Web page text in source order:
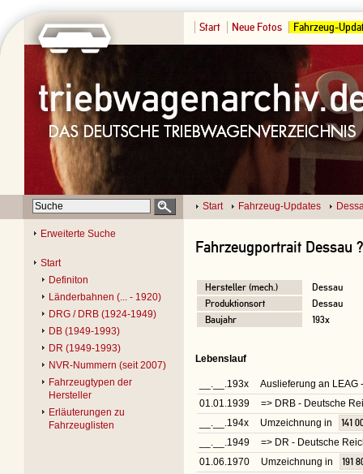
Start Neue Fotos Fahrzeug-
Start Fahrzeug-Updates
Erweiterte Suche
Start
Definiton
Länderbahnen (... - 1920)
DRG / DRB (1924-1949)
DB (1949-1993)
DR (1949-1993)
NVR-Nummern (seit 2007)
Fahrzeugtypen der
Hersteller
Erläuterungen zu
Fahrzeuglisten
Fahrzeugportrait Dessau ?
Hersteller (mech.)
Dessau
Produktionsort
Dessau
Baujahr
193x
Lebenslauf
__.__.193x
Auslieferung an LEAG
01.01.1939
=> DRB - Deutsche
__.__.194x
Umzeichnung in
141
__.__.1949
=> DR - Deutsche
01.06.1970
Umzeichnung in
191